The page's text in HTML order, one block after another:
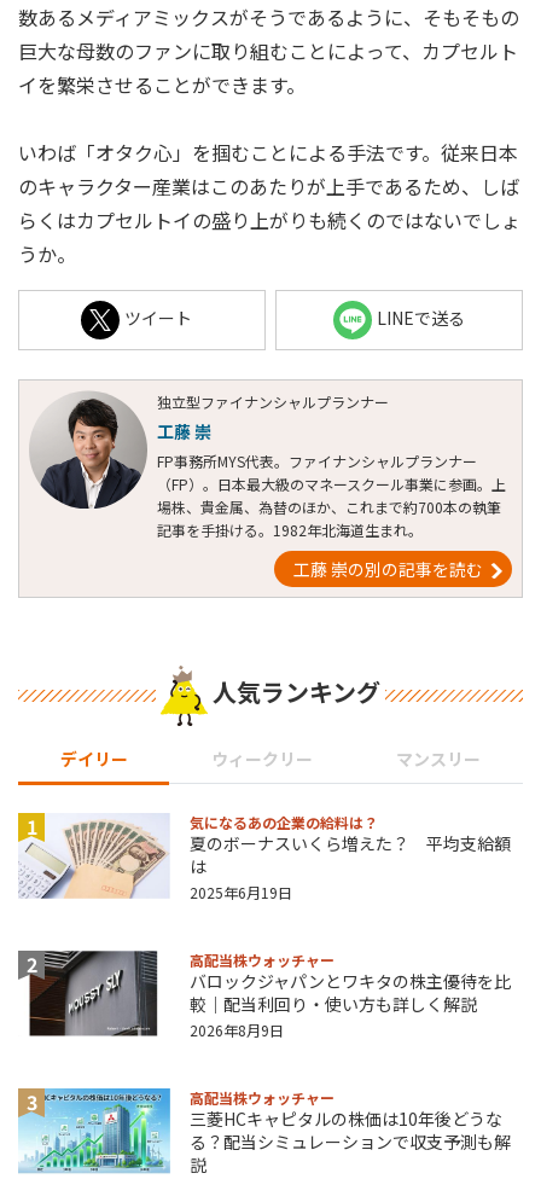
数あるメディアミックスがそうであるように、そもそもの
巨大な母数のファンに取り組むことによって、カプセルト
イを繁栄させることができます。
いわば「オタク心」を掴むことによる手法です。従来日本
のキャラクター産業はこのあたりが上手であるため、しば
らくはカプセルトイの盛り上がりも続くのではないでしょ
うか。
ツイート LINEで送る
独立型ファイナンシャルプランナー
工藤 崇
FP事務所MYS代表。ファイナンシャルプランナー
（FP）。日本最大級のマネースクール事業に参画。上
場株、貴金属、為替のほか、これまで約700本の執筆
記事を手掛ける。1982年北海道生まれ。
工藤 崇の別の記事を読む
人気ランキング
デイリー ウィークリー マンスリー
1 気になるあの企業の給料は？
夏のボーナスいくら増えた？ 平均支給額
は
2025年6月19日
2 高配当株ウォッチャー
バロックジャパンとワキタの株主優待を比
較｜配当利回り・使い方も詳しく解説
2026年8月9日
3 高配当株ウォッチャー
三菱HCキャピタルの株価は10年後どうな
る？配当シミュレーションで収支予測も解
説